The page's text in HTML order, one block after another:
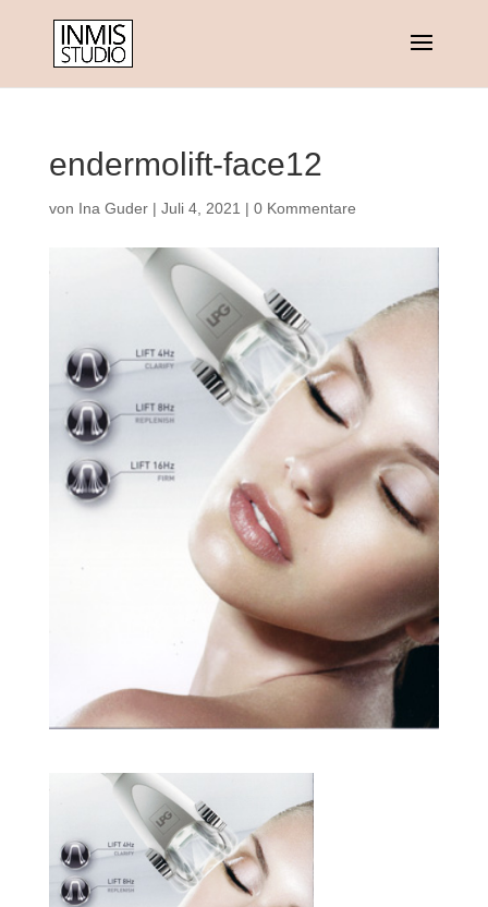
endermolift-face12
von Ina Guder| Juli 4, 2021 | 0 Kommentare